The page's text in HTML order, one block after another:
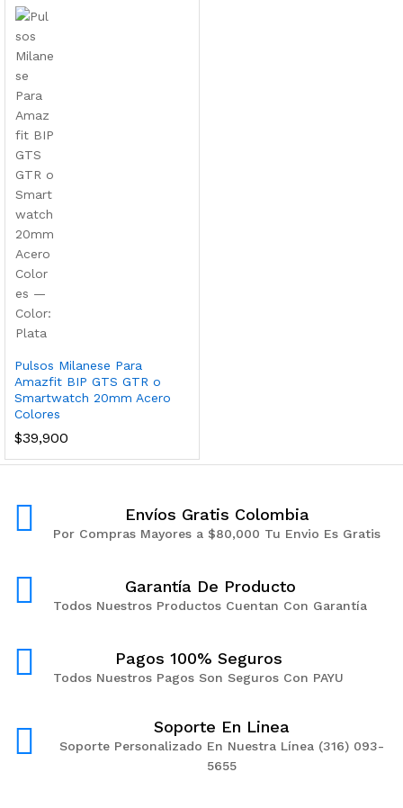
Pulsos Milanese Para
Amazfit BIP GTS GTR o
Smartwatch 20mm Acero
Colores
$39,900
Envíos Gratis Colombia
Por Compras Mayores a $80,000 Tu Envio Es Gratis
Garantía De Producto
Todos Nuestros Productos Cuentan Con Garantía
Pagos 100% Seguros
Todos Nuestros Pagos Son Seguros Con PAYU
Soporte En Linea
Soporte Personalizado En Nuestra Línea (316) 093-
5655